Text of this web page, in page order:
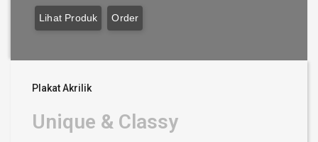
Lihat Produk Order
Plakat Akrilik
Unique & Classy